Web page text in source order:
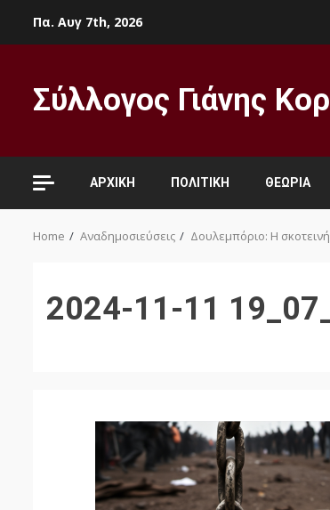
Πα. Αυγ 7th, 2026
Σύλλογος Γιάνης
ΑΡΧΙΚΉ ΠΟΛΙΤΙΚΉ ΘΕΩΡΊΑ
Home Αναδημοσιεύσεις Δουλεμπόριο: Η σκοτεινή
2024-11-11